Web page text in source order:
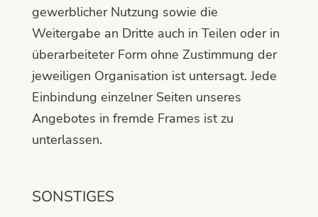
gewerblicher Nutzung sowie die
Weitergabe an Dritte auch in Teilen oder in
überarbeiteter Form ohne Zustimmung der
jeweiligen Organisation ist untersagt. Jede
Einbindung einzelner Seiten unseres
Angebotes in fremde Frames ist zu
unterlassen.
SONSTIGES